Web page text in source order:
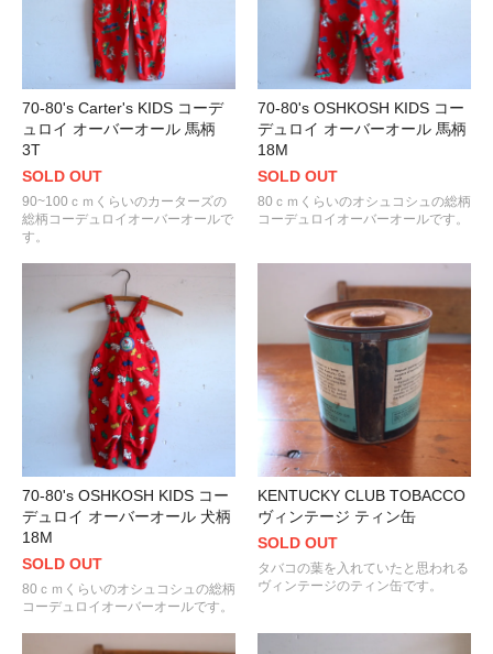
70-80's Carter's KIDS コーデ
ュロイ オーバーオール 馬柄
3T
SOLD OUT
90~100ｃｍくらいのカーターズの
総柄コーデュロイオーバーオールで
す。
70-80's OSHKOSH KIDS コー
デュロイ オーバーオール 馬柄
18M
SOLD OUT
80ｃｍくらいのオシュコシュの総柄
コーデュロイオーバーオールです。
70-80's OSHKOSH KIDS コー
デュロイ オーバーオール 犬柄
18M
SOLD OUT
80ｃｍくらいのオシュコシュの総柄
コーデュロイオーバーオールです。
KENTUCKY CLUB TOBACCO
ヴィンテージ ティン缶
SOLD OUT
タバコの葉を入れていたと思われる
ヴィンテージのティン缶です。